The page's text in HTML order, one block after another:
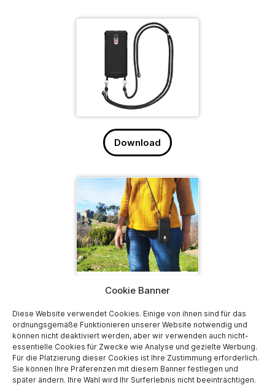
Cookie Banner
Diese Website verwendet Cookies. Einige von ihnen sind für das
ordnungsgemäße Funktionieren unserer Website notwendig und
können nicht deaktiviert werden, aber wir verwenden auch nicht-
essentielle Cookies für Zwecke wie Analyse und gezielte Werbung.
Für die Platzierung dieser Cookies ist Ihre Zustimmung erforderlich.
Sie können Ihre Präferenzen mit diesem Banner festlegen und
später ändern. Ihre Wahl wird Ihr Surferlebnis nicht beeinträchtigen.
Download